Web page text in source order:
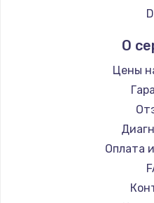
Замена
Замена
О
Цены
Оплата